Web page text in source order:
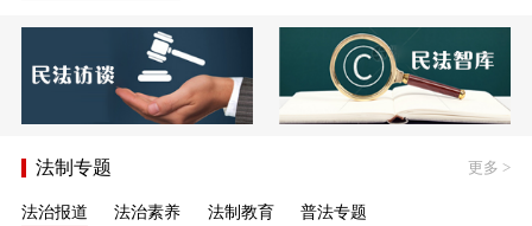
法制专题 更多 >
法治报道 法治素养 法制教育 普法专题